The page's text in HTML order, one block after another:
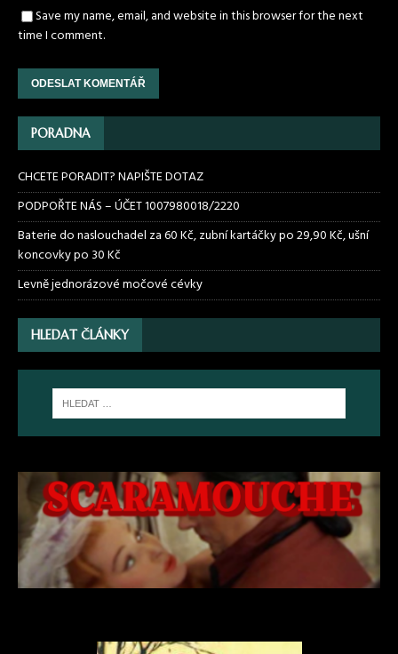
Save my name, email, and website in this browser for the next
time I comment.
PORADNA
CHCETE PORADIT? NAPIŠTE DOTAZ
PODPOŘTE NÁS – ÚČET 1007980018/2220
Baterie do naslouchadel za 60 Kč, zubní kartáčky po 29,90 Kč, ušní
koncovky po 30 Kč
Levně jednorázové močové cévky
HLEDAT ČLÁNKY